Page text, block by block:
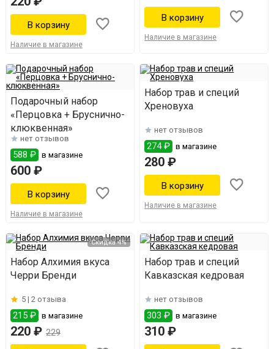
Наличие в магазине
Наличие в магазине
Подарочный набор
«Перцовка + Бруснично-
клюквенная»
нет отзывов
588 ₽ в магазине
600 ₽
Наличие в магазине
Набор трав и специй
Хреновуха
нет отзывов
274 ₽ в магазине
280 ₽
Наличие в магазине
Скидка 4%
Набор Алхимия вкуса
Черри Бренди
5 | 2 отзыва
215 ₽ в магазине
220 ₽ 229
Набор трав и специй
Кавказская кедровая
нет отзывов
303 ₽ в магазине
310 ₽